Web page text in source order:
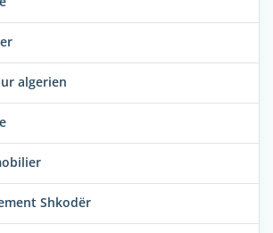
algerien
Shkodër